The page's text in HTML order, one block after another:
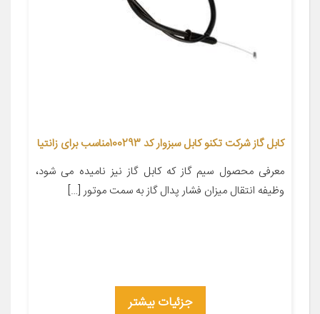
کابل گاز شرکت تکنو کابل سبزوار کد 100293مناسب برای زانتیا
معرفی محصول سیم گاز که کابل گاز نیز نامیده می شود،
وظیفه انتقال میزان فشار پدال گاز به سمت موتور […]
جزئیات بیشتر